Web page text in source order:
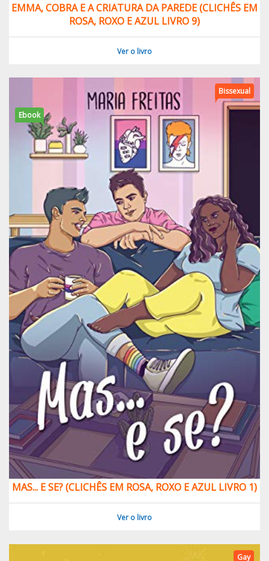
EMMA, COBRA E A CRIATURA DA PAREDE (CLICHÊS EM
ROSA, ROXO E AZUL LIVRO 9)
Ver o livro
Ebook
Bissexual
MAS... E SE? (CLICHÊS EM ROSA, ROXO E AZUL LIVRO 1)
Ver o livro
Gay